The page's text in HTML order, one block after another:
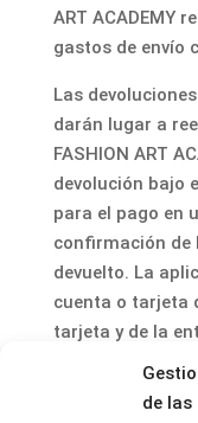
de las
ART ACADEMY
gastos de envío
Las
darán lugar a
FASHION ART
devolución bajo
para el pago en
confirmación de
devuelto. La
cuenta o tarjeta
tarjeta y de la
aplicación será
de débito y de